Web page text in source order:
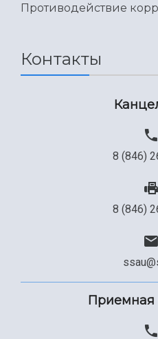
Противодействие
Контакты
8 (846)
8 (846)
Приемная